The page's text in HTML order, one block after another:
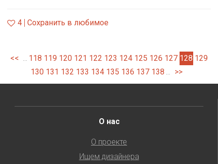
4 Сохранить в любимое
<< ... 118 119 120 121 122 123 124 125 126 127 128 129
130 131 132 133 134 135 136 137 138 ... >>
О нас
О проекте
Ищем дизайнера